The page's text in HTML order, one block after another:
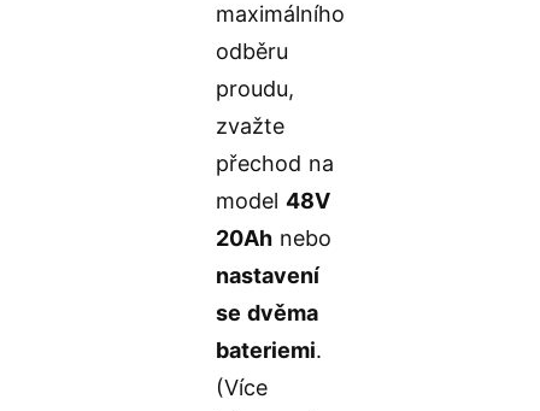
maximálního
odběru
proudu,
zvažte
přechod na
model48V
20Ah nebo
nastavení
se dvěma
bateriemi.
(Více